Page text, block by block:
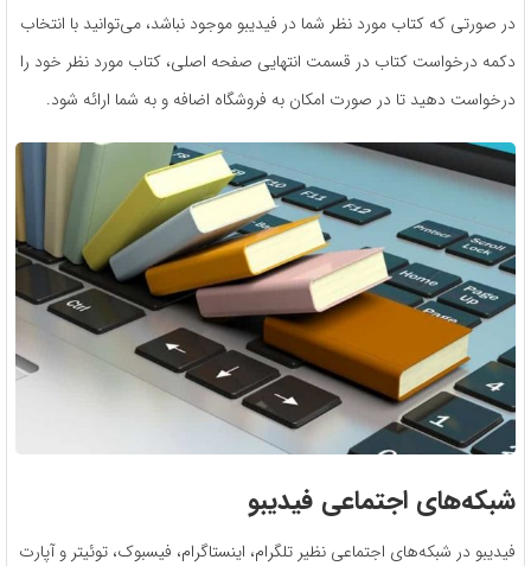
در صورتی که کتاب مورد نظر شما در فیدیبو موجود نباشد، می‌توانید با انتخاب
دکمه درخواست کتاب در قسمت انتهایی صفحه اصلی، کتاب مورد نظر خود را
درخواست دهید تا در صورت امکان به فروشگاه اضافه و به شما ارائه شود.
شبکه‌های اجتماعی فیدیبو
فیدیبو در شبکه‌‌های اجتماعی نظیر تلگرام، اینستاگرام، فیسبوک، توئیتر و آپارت